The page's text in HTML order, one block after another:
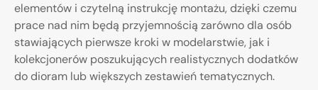
elementów i czytelną instrukcję montażu, dzięki czemu
prace nad nim będą przyjemnością zarówno dla osób
stawiających pierwsze kroki w modelarstwie, jak i
kolekcjonerów poszukujących realistycznych dodatków
do dioram lub większych zestawień tematycznych.